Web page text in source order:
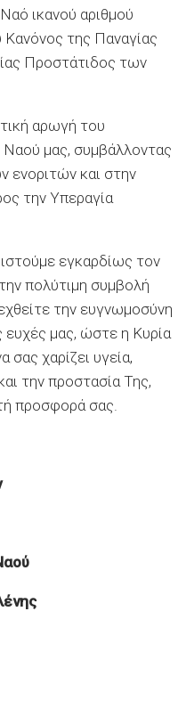
ικανού αριθμού
της Παναγίας
Προστάτιδος των
αρωγή του
Ναού μας, συμβάλλοντας
ενοριτών και στην
την Υπεραγία
εγκαρδίως τον
πολύτιμη συμβολή
την ευγνωμοσύνη
ευχές μας, ώστε η Κυρία
χαρίζει υγεία,
την προστασία Της,
προσφορά σας.